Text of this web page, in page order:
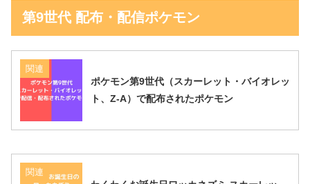
第9世代 配布・配信ポケモン
関連
ポケモン第9世代（スカーレット・バイオレッ
ト、Z-A）で配布されたポケモン
関連